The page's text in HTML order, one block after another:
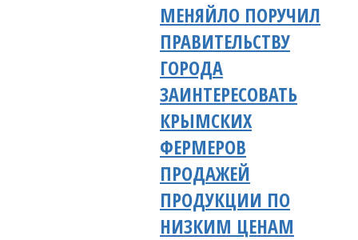
МЕНЯЙЛО ПОРУЧИЛ
ПРАВИТЕЛЬСТВУ
ГОРОДА
ЗАИНТЕРЕСОВАТЬ
КРЫМСКИХ
ФЕРМЕРОВ
ПРОДАЖЕЙ
ПРОДУКЦИИ ПО
НИЗКИМ ЦЕНАМ